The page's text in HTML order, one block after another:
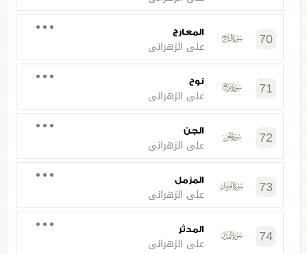
70 المعارج
علي الزهراني
71 نوح
علي الزهراني
72 الجن
علي الزهراني
73 المزمل
علي الزهراني
74 المدثر
علي الزهراني